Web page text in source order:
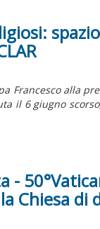
Francesco alla
il 6 giugno
-
Chiesa di